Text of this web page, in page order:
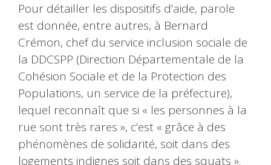
Pour détailler les dispositifs d’aide, parole
est donnée, entre autres, à Bernard
Crémon, chef du service inclusion sociale de
la DDCSPP (Direction Départementale de la
Cohésion Sociale et de la Protection des
Populations, un service de la préfecture),
lequel reconnaît que si « les personnes à la
rue sont très rares », c’est « grâce à des
phénomènes de solidarité, soit dans des
logements indignes soit dans des squats ».